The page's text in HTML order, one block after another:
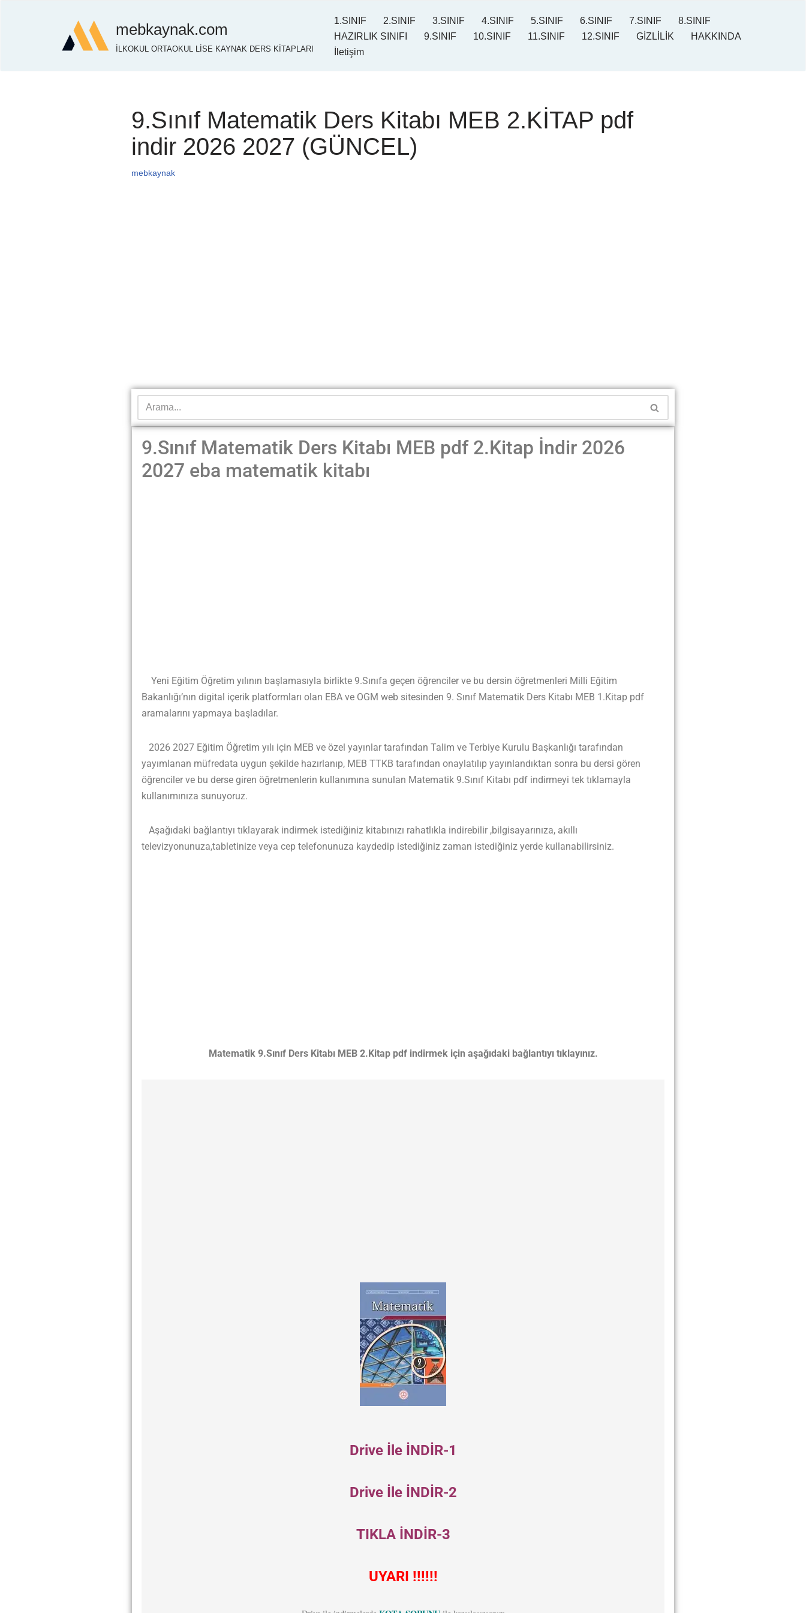
mebkaynak.com
İLKOKUL ORTAOKUL LİSE KAYNAK DERS KİTAPLARI
1.SINIF 2.SINIF 3.SINIF 4.SINIF 5.SINIF 6.SINIF 7.SINIF
8.SINIF
HAZIRLIK SINIFI
9.SINIF 10.SINIF 11.SINIF 12.SINIF GİZLİLİK
HAKKINDA
İletişim
9.Sınıf Matematik Ders Kitabı MEB 2.KİTAP pdf
indir 2026 2027 (GÜNCEL)
mebkaynak
9.Sınıf Matematik Ders Kitabı MEB pdf 2.Kitap İndir 2026
2027 eba matematik kitabı
Yeni Eğitim Öğretim yılının başlamasıyla birlikte 9.Sınıfa geçen öğrenciler ve bu dersin öğretmenleri Milli Eğitim
Bakanlığı’nın digital içerik platformları olan EBA ve OGM web sitesinden 9. Sınıf Matematik Ders Kitabı MEB 1.Kitap pdf
aramalarını yapmaya başladılar.
2026 2027 Eğitim Öğretim yılı için MEB ve özel yayınlar tarafından Talim ve Terbiye Kurulu Başkanlığı tarafından
yayımlanan müfredata uygun şekilde hazırlanıp, MEB TTKB tarafından onaylatılıp yayınlandıktan sonra bu dersi gören
öğrenciler ve bu derse giren öğretmenlerin kullanımına sunulan Matematik 9.Sınıf Kitabı pdf indirmeyi tek tıklamayla
kullanımınıza sunuyoruz.
Aşağıdaki bağlantıyı tıklayarak indirmek istediğiniz kitabınızı rahatlıkla indirebilir ,bilgisayarınıza, akıllı
televizyonunuza,tabletinize veya cep telefonunuza kaydedip istediğiniz zaman istediğiniz yerde kullanabilirsiniz.
Matematik 9.Sınıf Ders Kitabı MEB 2.Kitap pdf indirmek için aşağıdaki bağlantıyı tıklayınız.
Drive İle İNDİR-1
Drive İle İNDİR-2
TIKLA İNDİR-3
UYARI !!!!!!